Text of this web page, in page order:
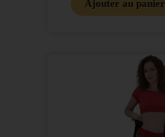
Ajouter au panier